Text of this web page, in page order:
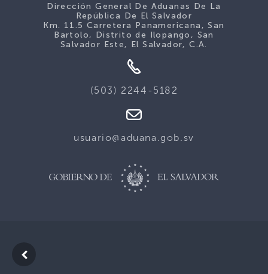
Dirección General De Aduanas De La
República De El Salvador
Km. 11.5 Carretera Panamericana, San
Bartolo, Distrito de Ilopango, San
Salvador Este, El Salvador, C.A.
(503) 2244-5182
usuario@aduana.gob.sv